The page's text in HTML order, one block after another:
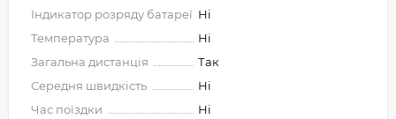
Індикатор розряду батареї Ні
Температура
Ні
Загальна дистанція
Так
Середня швидкість
Ні
Час поїздки
Ні